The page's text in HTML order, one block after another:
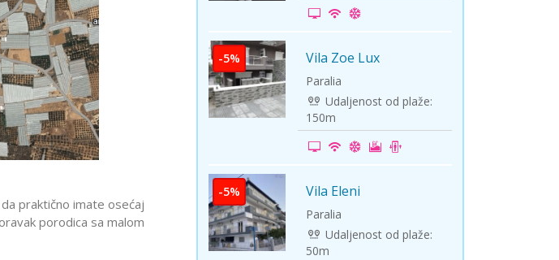
Etno sela
praktično imate osećaj
porodica sa malom
-5% Vila Zoe Lux
Paralia
Udaljenost od plaže:
150m
-5% Vila Eleni
Paralia
Udaljenost od plaže:
50m